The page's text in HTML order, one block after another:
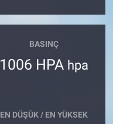
BASINÇ
1006 HPA hpa
EN DÜŞÜK / EN YÜKSEK